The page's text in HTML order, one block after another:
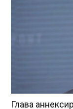
Глава